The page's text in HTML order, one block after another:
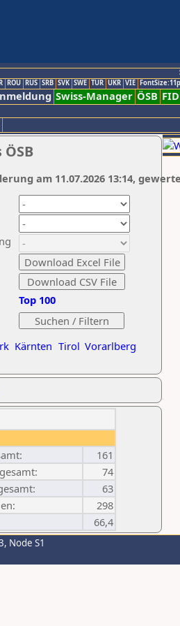
ROU RUS SRB SVK SWE TUR UKR VIE
Swiss-Manager ÖSB
Kärnten Tirol Vorarlberg
Top 100
am 11.07.2026 13:14,
161
74
63
298
66,4
Node S1